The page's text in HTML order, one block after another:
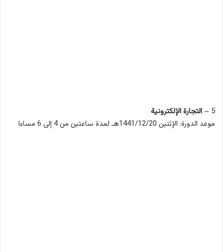
5 –
التجارة الإلكترونية
موعد الدورة: الإثنين 1441/12/20هـ لمدة ساعتين من 4 إلى 6 مساءا